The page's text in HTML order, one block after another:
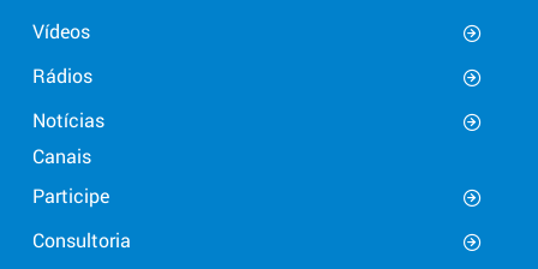
Vídeos
Rádios
Notícias
Canais
Participe
Consultoria